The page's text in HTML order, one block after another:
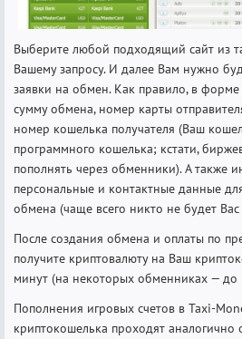
Выберите любой подходящий сайт из
Вашему запросу. И далее Вам нужно
заявки на обмен. Как правило, в
сумму обмена, номер карты
номер кошелька получателя (Ваш
программного кошелька; кстати,
пополнять через обменники). А также
персональные и контактные данные
обмена (чаще всего никто не будет
После создания обмена и оплаты по
получите криптовалюту на Ваш
минут (на некоторых обменниках — до
Пополнения игровых счетов в Taxi-
криптокошелька проходят